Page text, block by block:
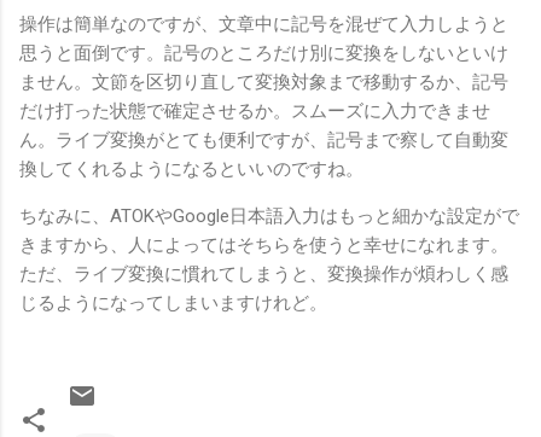
操作は簡単なのですが、文章中に記号を混ぜて入力しようと
思うと面倒です。記号のところだけ別に変換をしないといけ
ません。文節を区切り直して変換対象まで移動するか、記号
だけ打った状態で確定させるか。スムーズに入力できませ
ん。ライブ変換がとても便利ですが、記号まで察して自動変
換してくれるようになるといいのですね。
ちなみに、ATOKやGoogle日本語入力はもっと細かな設定がで
きますから、人によってはそちらを使うと幸せになれます。
ただ、ライブ変換に慣れてしまうと、変換操作が煩わしく感
じるようになってしまいますけれど。